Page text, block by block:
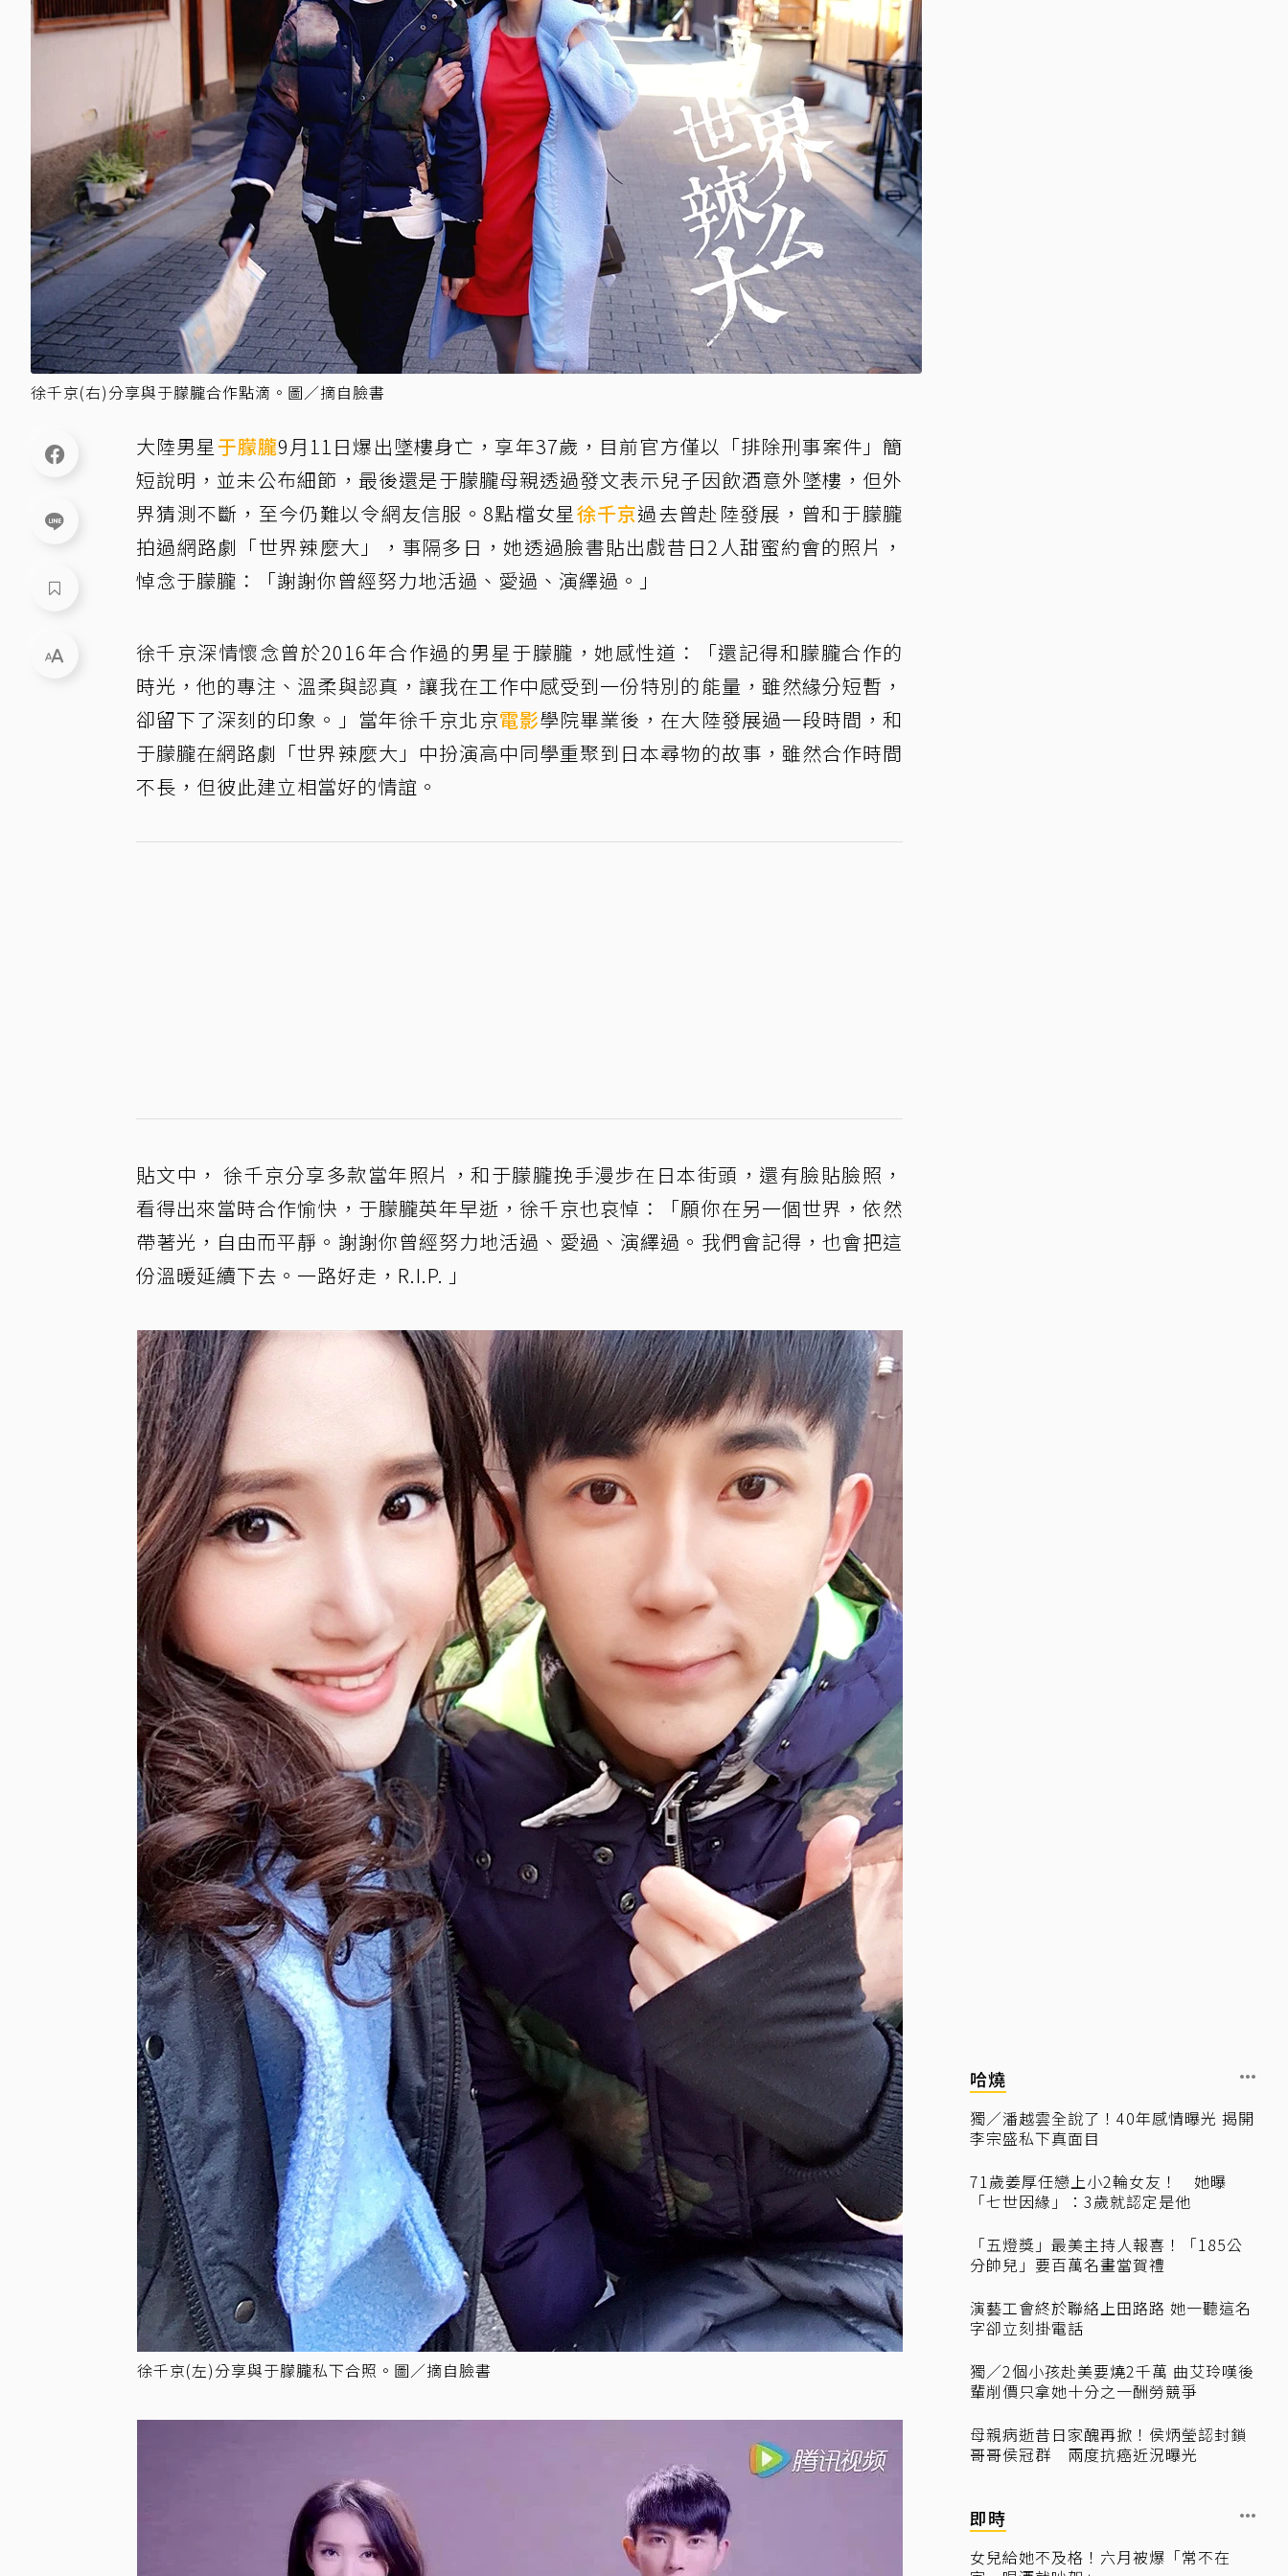
徐千京(右)分享與于朦朧合作點滴。圖／摘自臉書
大陸男星于朦朧9月11日爆出墜樓身亡，享年37歲，目前官方僅以「排除刑事案件」簡
短說明，並未公布細節，最後還是于朦朧母親透過發文表示兒子因飲酒意外墜樓，但外
界猜測不斷，至今仍難以令網友信服。8點檔女星徐千京過去曾赴陸發展，曾和于朦朧
拍過網路劇「世界辣麼大」，事隔多日，她透過臉書貼出戲昔日2人甜蜜約會的照片，
悼念于朦朧：「謝謝你曾經努力地活過、愛過、演繹過。」
徐千京深情懷念曾於2016年合作過的男星于朦朧，她感性道：「還記得和朦朧合作的
時光，他的專注、溫柔與認真，讓我在工作中感受到一份特別的能量，雖然緣分短暫，
卻留下了深刻的印象。」當年徐千京北京電影學院畢業後，在大陸發展過一段時間，和
于朦朧在網路劇「世界辣麼大」中扮演高中同學重聚到日本尋物的故事，雖然合作時間
不長，但彼此建立相當好的情誼。
貼文中， 徐千京分享多款當年照片，和于朦朧挽手漫步在日本街頭，還有臉貼臉照，
看得出來當時合作愉快，于朦朧英年早逝，徐千京也哀悼：「願你在另一個世界，依然
帶著光，自由而平靜。謝謝你曾經努力地活過、愛過、演繹過。我們會記得，也會把這
份溫暖延續下去。一路好走，R.I.P. 」
徐千京(左)分享與于朦朧私下合照。圖／摘自臉書
哈燒
獨／潘越雲全說了！40年感情曝光 揭開
李宗盛私下真面目
71歲姜厚任戀上小2輪女友！ 她曝
「七世因緣」：3歲就認定是他
「五燈獎」最美主持人報喜！「185公
分帥兒」要百萬名畫當賀禮
演藝工會終於聯絡上田路路 她一聽這名
字卻立刻掛電話
獨／2個小孩赴美要燒2千萬 曲艾玲嘆後
輩削價只拿她十分之一酬勞競爭
母親病逝昔日家醜再掀！侯炳瑩認封鎖
哥哥侯冠群 兩度抗癌近況曝光
即時
女兒給她不及格！六月被爆「常不在